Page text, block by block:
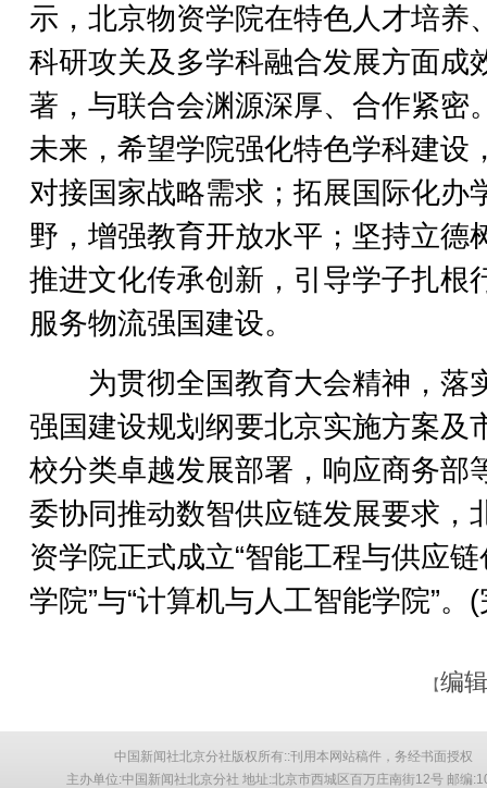
示，北京物资学院在特色人才培养
科研攻关及多学科融合发展方面成
著，与联合会渊源深厚、合作紧密
未来，希望学院强化特色学科建设
对接国家战略需求；拓展国际化办
野，增强教育开放水平；坚持立德
推进文化传承创新，引导学子扎根
服务物流强国建设。
为贯彻全国教育大会精神，落
强国建设规划纲要北京实施方案及
校分类卓越发展部署，响应商务部
委协同推动数智供应链发展要求，
资学院正式成立“智能工程与供应
学院”与“计算机与人工智能学院”。
【编
中国新闻社北京分社版权所有::刊用本网站稿件，务经书面授权
主办单位:中国新闻社北京分社 地址:北京市西城区百万庄南街12号 邮编